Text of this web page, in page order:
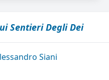
Sentieri Degli Dei
Siani